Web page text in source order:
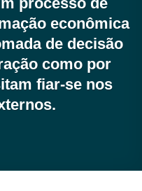
econômica
de decisão
como por
fiar-se nos